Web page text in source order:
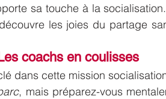
sa touche à la socialisation.
les joies du partage
coachs en coulisses
dans cette mission
, mais préparez-vous